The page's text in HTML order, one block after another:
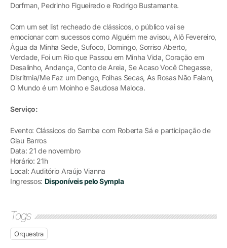
Dorfman, Pedrinho Figueiredo e Rodrigo Bustamante.
Com um set list recheado de clássicos, o público vai se
emocionar com sucessos como Alguém me avisou, Alô Fevereiro,
Água da Minha Sede, Sufoco, Domingo, Sorriso Aberto,
Verdade, Foi um Rio que Passou em Minha Vida, Coração em
Desalinho, Andança, Conto de Areia, Se Acaso Você Chegasse,
Disritmia/Me Faz um Dengo, Folhas Secas, As Rosas Não Falam,
O Mundo é um Moinho e Saudosa Maloca.
Serviço:
Evento: Clássicos do Samba com Roberta Sá e participação de
Glau Barros
Data: 21 de novembro
Horário: 21h
Local: Auditório Araújo Vianna
Ingressos: Disponíveis pelo Sympla
Tags
Orquestra